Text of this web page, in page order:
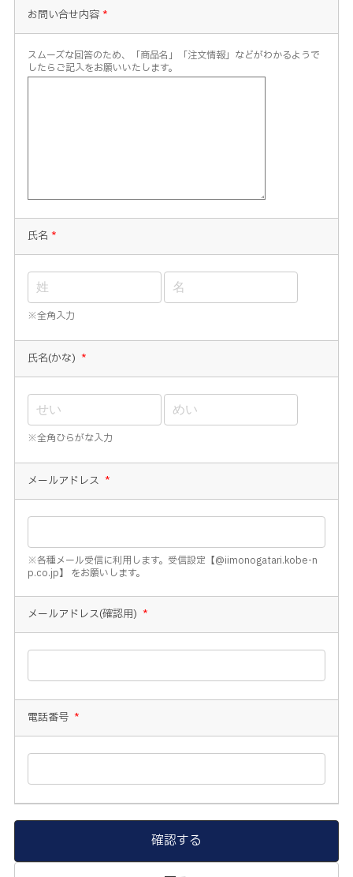
お問い合せ内容 *
スムーズな回答のため、「商品名」「注文情報」などがわかるようで
したらご記入をお願いいたします。
氏名 *
※全角入力
氏名(かな) *
※全角ひらがな入力
メールアドレス *
※各種メール受信に利用します。受信設定【@iimonogatari.kobe-n
p.co.jp】 をお願いします。
メールアドレス(確認用) *
電話番号 *
確認する